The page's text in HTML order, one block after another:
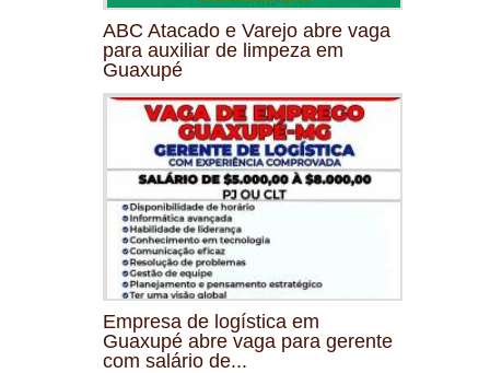
ABC Atacado e Varejo abre vaga
para auxiliar de limpeza em
Guaxupé
Empresa de logística em
Guaxupé abre vaga para gerente
com salário de...